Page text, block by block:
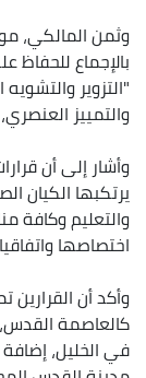
وثمن المالكي،
بالإجماع للحفاظ
"التزوير
والتمييز
وأشار إلى أن
يرتكبها الكيان
والتعليم وكافة
اختصاصها
وأكد أن القرارين
كالعاصمة القدس،
في الخليل،